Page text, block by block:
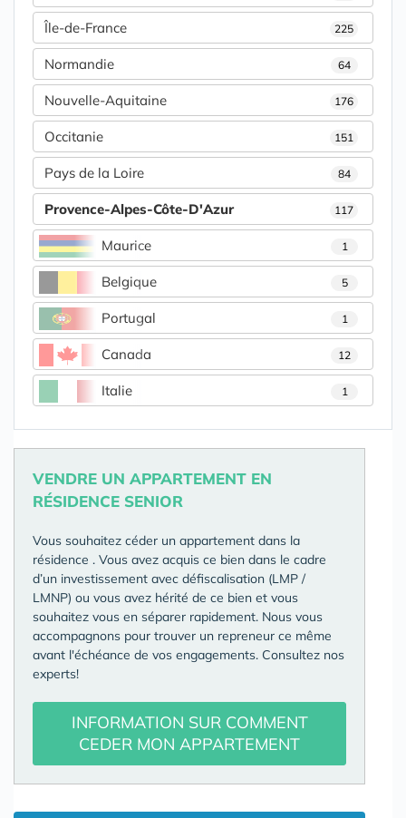
Île-de-France 225
Normandie 64
Nouvelle-Aquitaine 176
Occitanie 151
Pays de la Loire 84
Provence-Alpes-Côte-D'Azur 117
Maurice 1
Belgique 5
Portugal 1
Canada 12
Italie 1
VENDRE UN APPARTEMENT EN
RÉSIDENCE SENIOR
Vous souhaitez céder un appartement dans la
résidence . Vous avez acquis ce bien dans le cadre
d’un investissement avec défiscalisation (LMP /
LMNP) ou vous avez hérité de ce bien et vous
souhaitez vous en séparer rapidement. Nous vous
accompagnons pour trouver un repreneur ce même
avant l'échéance de vos engagements. Consultez nos
experts!
INFORMATION SUR COMMENT
CEDER MON APPARTEMENT